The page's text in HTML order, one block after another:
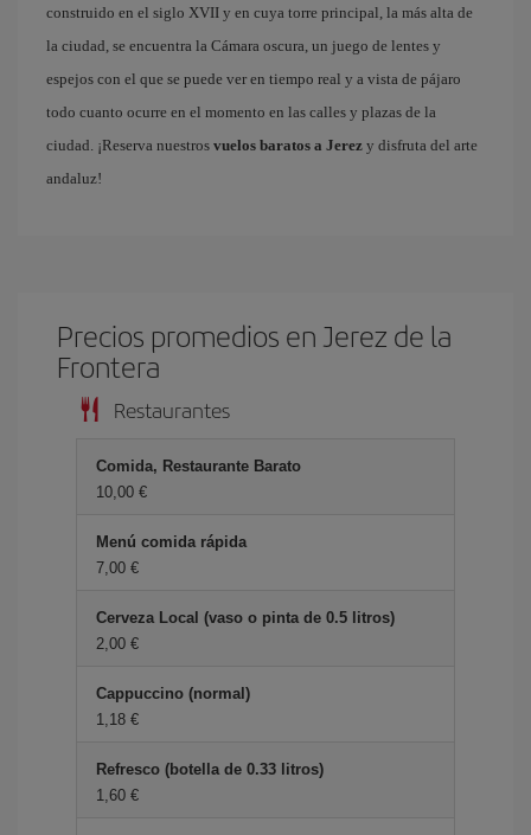
construido en el siglo XVII y en cuya torre principal, la más alta de
la ciudad, se encuentra la Cámara oscura, un juego de lentes y
espejos con el que se puede ver en tiempo real y a vista de pájaro
todo cuanto ocurre en el momento en las calles y plazas de la
ciudad. ¡Reserva nuestros vuelos baratos a Jerez y disfruta del arte
andaluz!
Precios promedios en Jerez de la
Frontera
Restaurantes
Comida, Restaurante Barato
10,00 €
Menú comida rápida
7,00 €
Cerveza Local (vaso o pinta de 0.5 litros)
2,00 €
Cappuccino (normal)
1,18 €
Refresco (botella de 0.33 litros)
1,60 €